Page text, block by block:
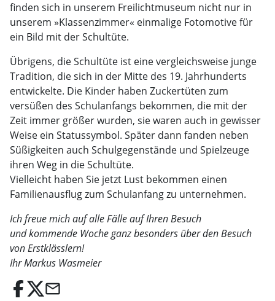
finden sich in unserem Freilichtmuseum nicht nur in
unserem »Klassenzimmer« einmalige Fotomotive für
ein Bild mit der Schultüte.
Übrigens, die Schultüte ist eine vergleichsweise junge
Tradition, die sich in der Mitte des 19. Jahrhunderts
entwickelte. Die Kinder haben Zuckertüten zum
versüßen des Schulanfangs bekommen, die mit der
Zeit immer größer wurden, sie waren auch in gewisser
Weise ein Statussymbol. Später dann fanden neben
Süßigkeiten auch Schulgegenstände und Spielzeuge
ihren Weg in die Schultüte.
Vielleicht haben Sie jetzt Lust bekommen einen
Familienausflug zum Schulanfang zu unternehmen.
Ich freue mich auf alle Fälle auf Ihren Besuch
und kommende Woche ganz besonders über den Besuch
von Erstklässlern!
Ihr Markus Wasmeier
email